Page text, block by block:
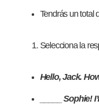
Tendrás un total
Selecciona la
Hello, Jack.
_____ Sophie!